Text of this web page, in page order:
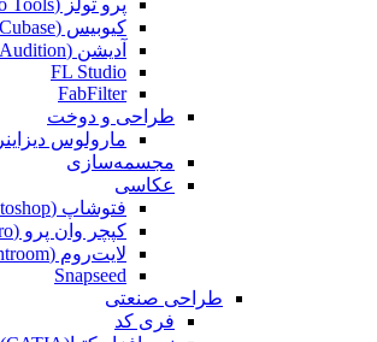
کیوبیس (Cubase‎)
آدیشن (Audition)
FL Studio
FabFilter
طراحی و دوخت
مارولوس دیزاینر
مجسمه‌سازی‌
عکاسی
فتوشاپ (Adobe Photoshop)
کپچر وان پرو (Capture One Pro)
لایت‌روم (Lightroom)
Snapseed
طراحی صنعتی
فری کد